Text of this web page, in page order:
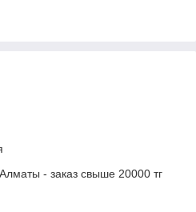
- заказ свыше 20000 тг